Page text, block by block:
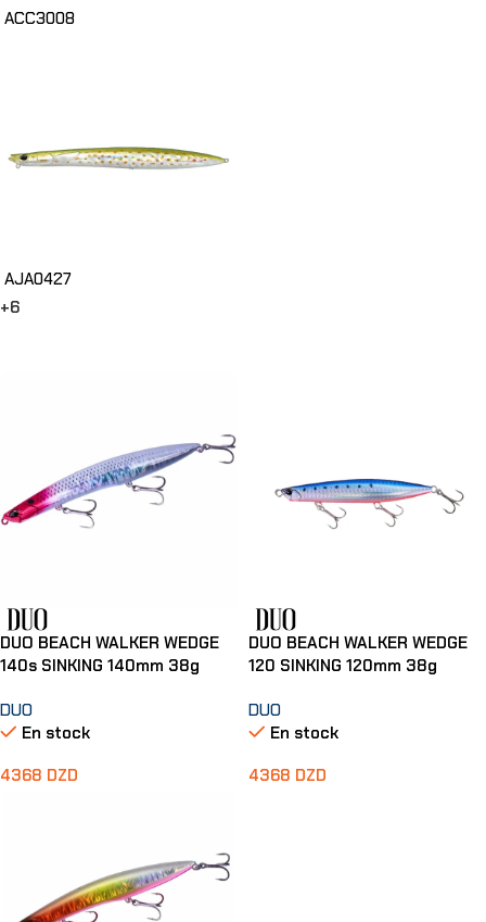
ACC3008
AJA0427
+6
DUO BEACH WALKER WEDGE
140s SINKING 140mm 38g
DUO
En stock
4368 DZD
DUO BEACH WALKER WEDGE
120 SINKING 120mm 38g
DUO
En stock
4368 DZD